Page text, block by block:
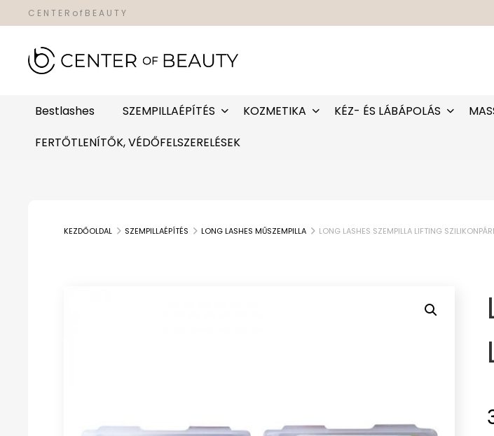
C E N T E R o f B E A U T Y
Bestlashes SZEMPILLAÉPÍTÉS KOZMETIKA KÉZ- ÉS LÁBÁPOLÁS
FERTŐTLENÍTŐK, VÉDŐFELSZERELÉSEK
KEZDŐOLDAL SZEMPILLAÉPÍTÉS LONG LASHES MŰSZEMPILLA LONG LASHES SZEMPILLA LIFTING